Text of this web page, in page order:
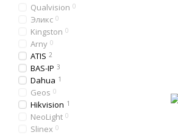
Qualvision 0
Эликс 0
Kingston 0
Arny 0
ATIS 2
BAS-IP 3
Dahua 1
Geos 0
Hikvision 1
NeoLight 0
Slinex 0